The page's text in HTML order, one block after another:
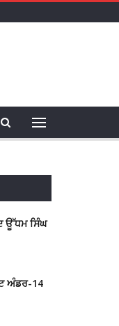
ਊੱਧਮ ਸਿੰਘ
ਅੰਡਰ-14